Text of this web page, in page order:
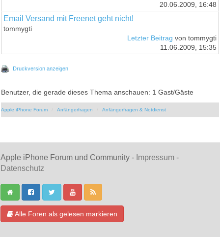
20.06.2009, 16:48
Email Versand mit Freenet geht nicht!
tommygti
Letzter Beitrag von tommygti
11.06.2009, 15:35
Druckversion anzeigen
Benutzer, die gerade dieses Thema anschauen: 1 Gast/Gäste
Apple iPhone Forum Anfängerfragen Anfängerfragen & Notdienst
Apple iPhone Forum und Community - Impressum -
Datenschutz
Alle Foren als gelesen markieren